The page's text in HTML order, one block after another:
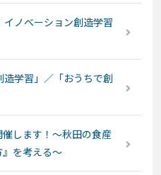
イノベーション創造学習
学習」／「おうちで創
します！～秋田の食産
を考える～